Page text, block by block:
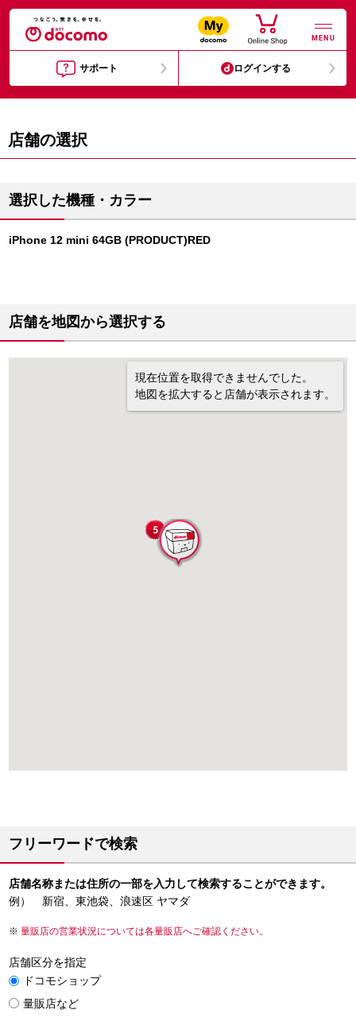
MENU
サポート ログインする
店舗の選択
選択した機種・カラー
iPhone 12 mini 64GB (PRODUCT)RED
店舗を地図から選択する
現在位置を取得できませんでした。
地図を拡大すると店舗が表示されます。
フリーワードで検索
店舗名称または住所の一部を入力して検索することができます。
例） 新宿、東池袋、浪速区 ヤマダ
量販店の営業状況については各量販店へご確認ください。
店舗区分を指定
ドコモショップ
量販店など